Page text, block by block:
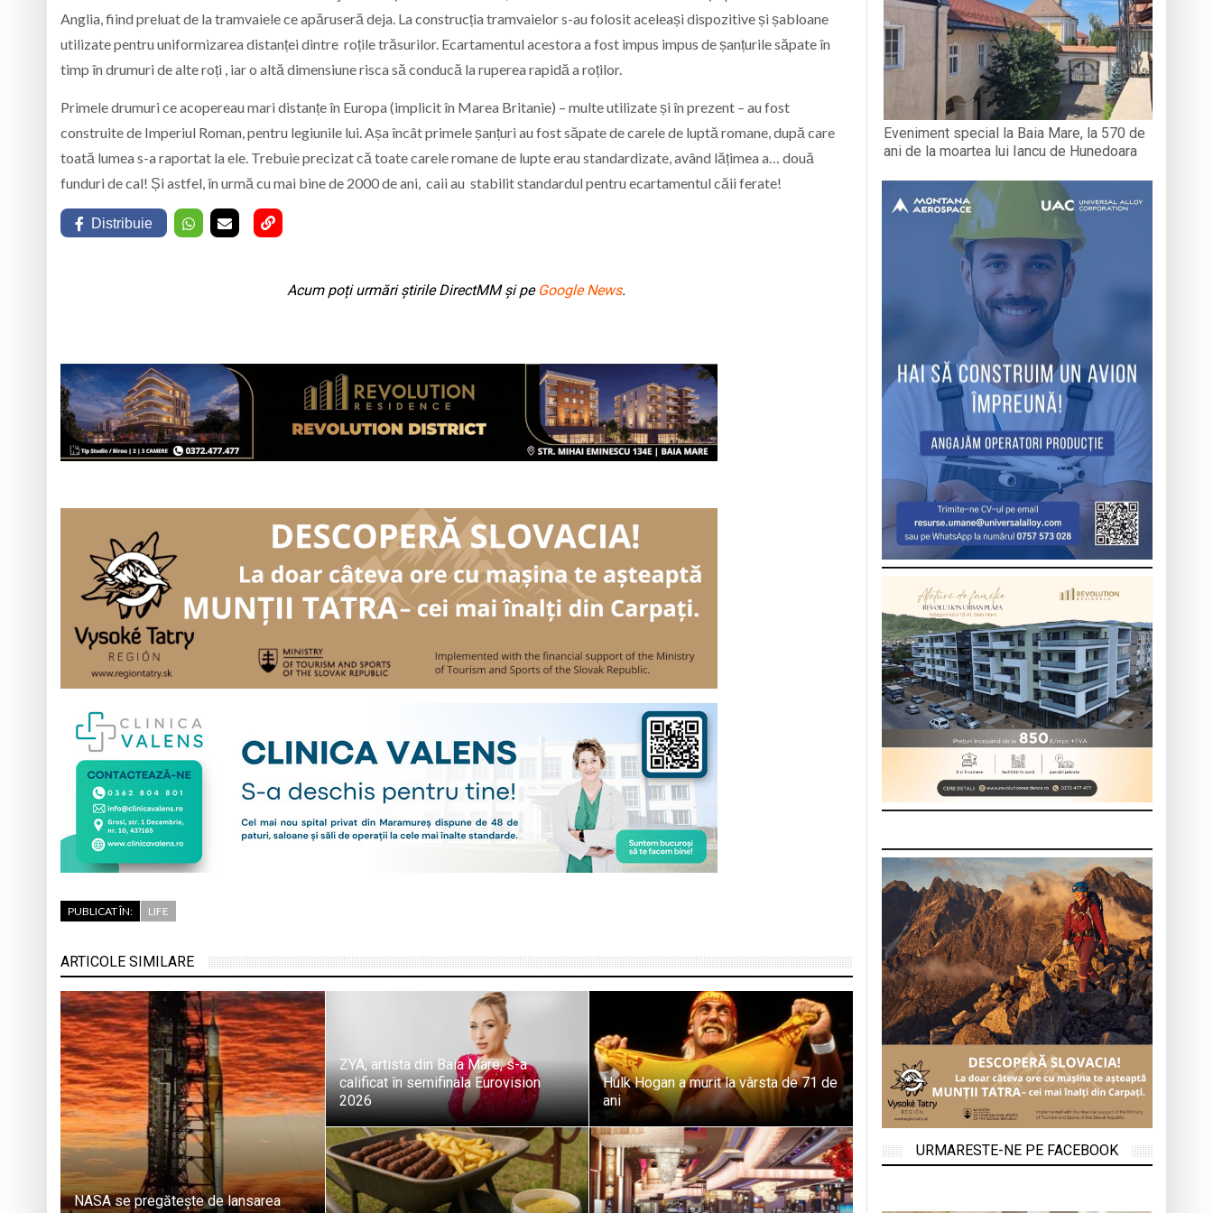
Anglia, fiind preluat de la tramvaiele ce apăruseră deja. La construcția tramvaielor s-au folosit aceleași dispozitive și șabloane
utilizate pentru uniformizarea distanței dintre roțile trăsurilor. Ecartamentul acestora a fost impus impus de șanțurile săpate în
timp în drumuri de alte roți , iar o altă dimensiune risca să conducă la ruperea rapidă a roților.
Primele drumuri ce acopereau mari distanțe în Europa (implicit în Marea Britanie) – multe utilizate și în prezent – au fost
construite de Imperiul Roman, pentru legiunile lui. Așa încât primele șanțuri au fost săpate de carele de luptă romane, după care
toată lumea s-a raportat la ele. Trebuie precizat că toate carele romane de lupte erau standardizate, având lățimea a… două
funduri de cal! Și astfel, în urmă cu mai bine de 2000 de ani, caii au stabilit standardul pentru ecartamentul căii ferate!
Distribuie
Acum poți urmări știrile DirectMM și pe Google News.
PUBLICAT ÎN: LIFE
ARTICOLE SIMILARE
NASA se pregătește de lansarea
ZYA, artista din Baia Mare, s-a
calificat în semifinala Eurovision
2026
Hulk Hogan a murit la vârsta de 71 de
ani
Eveniment special la Baia Mare, la 570 de
ani de la moartea lui Iancu de Hunedoara
URMARESTE-NE PE FACEBOOK